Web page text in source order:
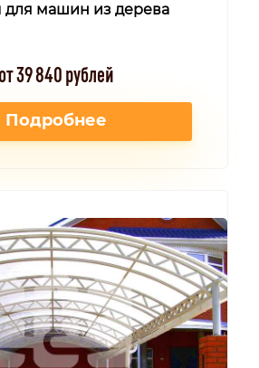
для машин из дерева
от 39 840 рублей
Подробнее